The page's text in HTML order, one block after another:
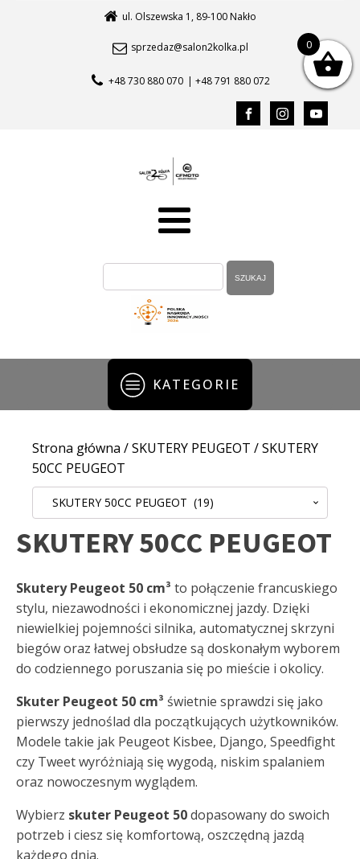
ul. Olszewska 1, 89-100 Nakło
sprzedaz@salon2kolka.pl
+48 730 880 070 | +48 791 880 072
KATEGORIE
Strona główna /SKUTERY PEUGEOT / SKUTERY
50CC PEUGEOT
SKUTERY 50CC PEUGEOT (19)
SKUTERY 50CC PEUGEOT
Skutery Peugeot 50 cm³ to połączenie francuskiego
stylu, niezawodności i ekonomicznej jazdy. Dzięki
niewielkiej pojemności silnika, automatycznej skrzyni
biegów oraz łatwej obsłudze są doskonałym wyborem
do codziennego poruszania się po mieście i okolicy.
Skuter Peugeot 50 cm³ świetnie sprawdzi się jako
pierwszy jednoślad dla początkujących użytkowników.
Modele takie jak Peugeot Kisbee, Django, Speedfight
czy Tweet wyróżniają się wygodą, niskim spalaniem
oraz nowoczesnym wyglądem.
Wybierz skuter Peugeot 50dopasowany do swoich
potrzeb i ciesz się komfortową, oszczędną jazdą
każdego dnia.
0